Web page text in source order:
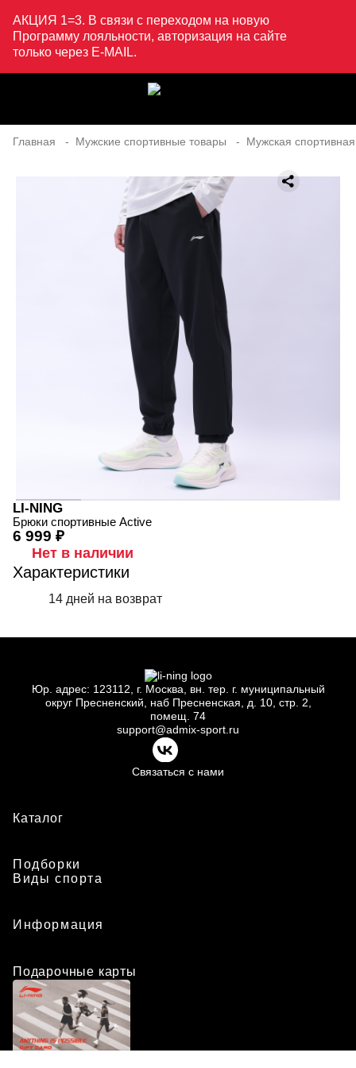
АКЦИЯ 1=3. В связи с переходом на новую
Программу лояльности, авторизация на сайте
только через E-MAIL.
Главная Мужские спортивные товары Мужская
LI-NING
Брюки спортивные Active
6 999 ₽
Нет в наличии
Характеристики
14 дней на возврат
Юр. адрес: 123112, г. Москва, вн. тер. г. муниципальный
округ Пресненский, наб Пресненская, д. 10, стр. 2,
помещ. 74
support@admix-sport.ru
Связаться с нами
Каталог
Подборки
Виды спорта
Информация
Подарочные карты